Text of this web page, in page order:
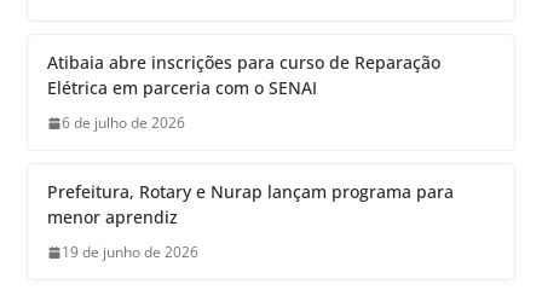
Atibaia abre inscrições para curso de Reparação
Elétrica em parceria com o SENAI
6 de julho de 2026
Prefeitura, Rotary e Nurap lançam programa para
menor aprendiz
19 de junho de 2026